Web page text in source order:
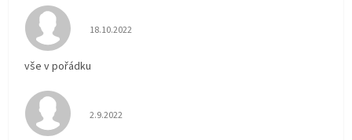
Hodnocení obchodu je 5 z 5 hvězdiček.
18.10.2022
vše v pořádku
Hodnocení obchodu je 5 z 5 hvězdiček.
2.9.2022